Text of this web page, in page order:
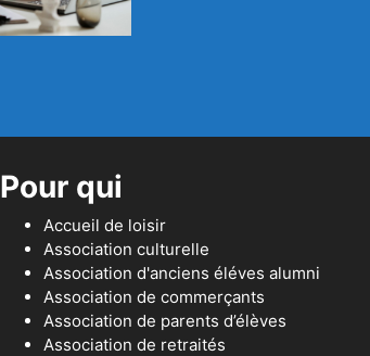
Pour qui
Accueil de loisir
Association culturelle
Association d'anciens éléves alumni
Association de commerçants
Association de parents d’élèves
Association de retraités